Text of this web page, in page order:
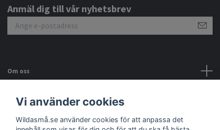
Anmäl dig till vår nyhetsbrev
Om oss
Kundtjänst
Sociala medier
Vi använder cookies
Wildasmå.se använder cookies för att anpassa det